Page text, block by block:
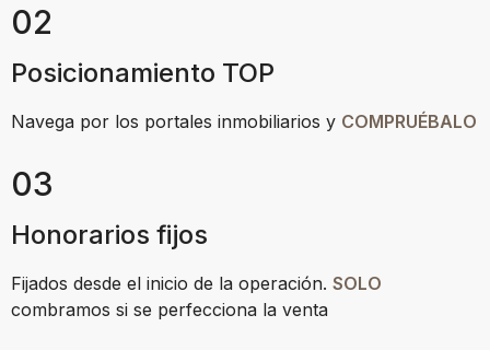
02
Posicionamiento TOP
Navega por los portales inmobiliarios y COMPRUÉBALO
03
Honorarios fijos
Fijados desde el inicio de la operación. SOLO
combramos si se perfecciona la venta